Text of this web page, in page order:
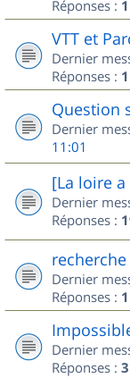
Réponses : 1
VTT et
Dernier
Réponses : 1
Question
Dernier
11:01
[La loire
Dernier
Réponses :
Dernier
Réponses : 1
Dernier
Réponses : 3